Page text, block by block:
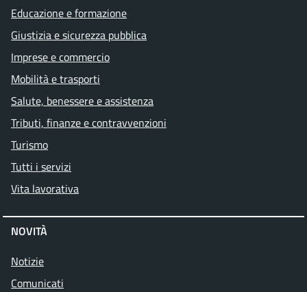
Educazione e formazione
Giustizia e sicurezza pubblica
Imprese e commercio
Mobilità e trasporti
Salute, benessere e assistenza
Tributi, finanze e contravvenzioni
Turismo
Tutti i servizi
Vita lavorativa
NOVITÀ
Notizie
Comunicati